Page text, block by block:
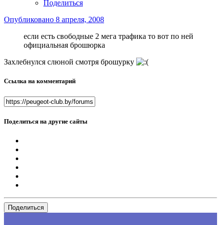
Поделиться
Опубликовано 8 апреля, 2008
если есть свободные 2 мега трафика то вот по ней
официальная брошюрка
Захлебнулся слюной смотря брошурку
Ссылка на комментарий
Поделиться на другие сайты
Поделиться